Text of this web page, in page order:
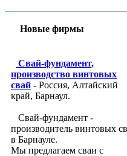
Новые фирмы
Свай-фундамент,
производство винтовых
свай - Россия, Алтайский
край, Барнаул.
Свай-фундамент -
производитель винтовых
в Барнауле.
Мы предлагаем сваи с